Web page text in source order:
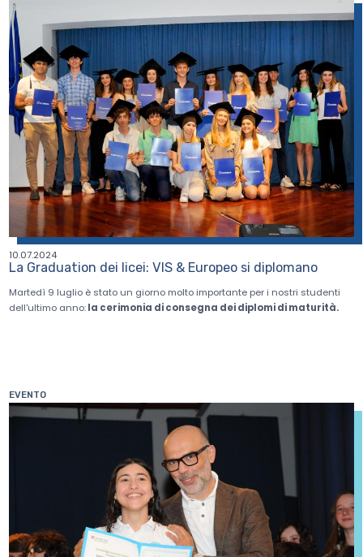
10.07.2024
La Graduation dei licei: VIS & Europeo si diplomano
Martedì 9 luglio è stato un giorno molto importante per i nostri studenti
dell'ultimo anno:la cerimonia di consegna dei diplomi di maturità.
EVENTO